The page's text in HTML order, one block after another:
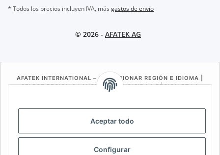
Aceptar todo
Configurar
* Todos los precios incluyen IVA, más gastos de envío
© 2026 - AFATEK AG
AFATEK INTERNATIONAL – SELECCIONAR REGIÓN E IDIOMA |
SELECT REGION & LANGUAGE | CHOISIR LA RÉGION ET LA
LANGUE
ES